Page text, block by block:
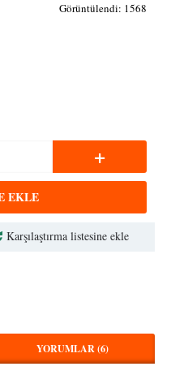
Görüntülendi: 1568
+
EKLE
Karşılaştırma listesine ekle
YORUMLAR (6)